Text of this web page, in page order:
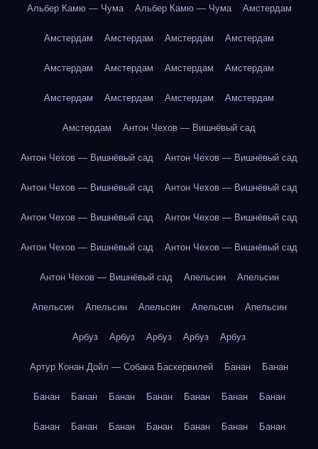
Альбер Камю — Чума Альбер Камю — Чума Амстердам
Амстердам Амстердам Амстердам Амстердам
Амстердам Амстердам Амстердам Амстердам
Амстердам Амстердам Амстердам Амстердам
Амстердам Антон Чехов — Вишнёвый сад
Антон Чехов — Вишнёвый сад Антон Чехов — Вишнёвый сад
Антон Чехов — Вишнёвый сад Антон Чехов — Вишнёвый сад
Антон Чехов — Вишнёвый сад Антон Чехов — Вишнёвый сад
Антон Чехов — Вишнёвый сад Антон Чехов — Вишнёвый сад
Антон Чехов — Вишнёвый сад Апельсин Апельсин
Апельсин Апельсин Апельсин Апельсин Апельсин
Арбуз Арбуз Арбуз Арбуз Арбуз
Артур Конан Дойл — Собака Баскервилей Банан Банан
Банан Банан Банан Банан Банан Банан Банан
Банан Банан Банан Банан Банан Банан Банан